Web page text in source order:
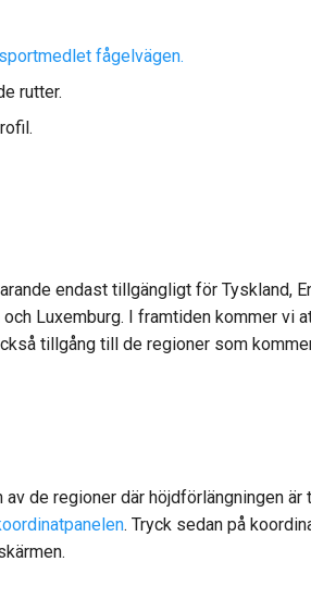
fågelvägen.
rutter.
endast tillgängligt för Tyskland,
Luxemburg. I framtiden kommer vi
tillgång till de regioner som
de regioner där höjdförlängningen är
. Tryck sedan på